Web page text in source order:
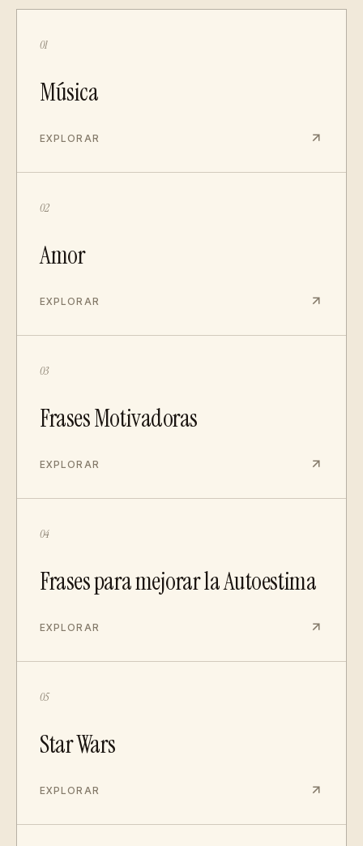
01
Música
EXPLORAR
02
Amor
EXPLORAR
03
Frases Motivadoras
EXPLORAR
04
Frases para mejorar la Autoestima
EXPLORAR
05
Star Wars
EXPLORAR